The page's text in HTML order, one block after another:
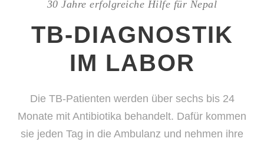
30 Jahre erfolgreiche Hilfe für Nepal
TB-DIAGNOSTIK
IM LABOR
Die TB-Patienten werden über sechs bis 24
Monate mit Antibiotika behandelt. Dafür kommen
sie jeden Tag in die Ambulanz und nehmen ihre